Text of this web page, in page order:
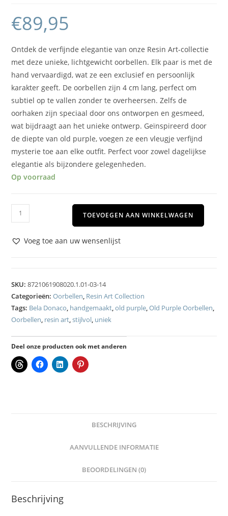
€89,95
Ontdek de verfijnde elegantie van onze Resin Art-collectie
met deze unieke, lichtgewicht oorbellen. Elk paar is met de
hand vervaardigd, wat ze een exclusief en persoonlijk
karakter geeft. De oorbellen zijn 4 cm lang, perfect om
subtiel op te vallen zonder te overheersen. Zelfs de
oorhaken zijn speciaal door ons ontworpen en gesmeed,
wat bijdraagt aan het unieke ontwerp. Geïnspireerd door
de diepte van old purple, voegen ze een vleugje verfijnd
mysterie toe aan elke outfit. Perfect voor zowel dagelijkse
elegantie als bijzondere gelegenheden.
Op voorraad
TOEVOEGEN AAN WINKELWAGEN
Voeg toe aan uw wensenlijst
SKU:8721061908020.1.01-03-14
Categorieën:Oorbellen, Resin Art Collection
Tags: Bela Donaco, handgemaakt,old purple,Old Purple Oorbellen,
Oorbellen, resin art,stijlvol, uniek
Deel onze producten ook met anderen
BESCHRIJVING
AANVULLENDE INFORMATIE
BEOORDELINGEN (0)
Beschrijving